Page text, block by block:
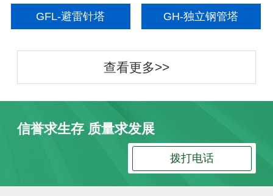
GFL-避雷针塔 GH-独立钢管塔
查看更多>>
信誉求生存 质量求发展
拨打电话